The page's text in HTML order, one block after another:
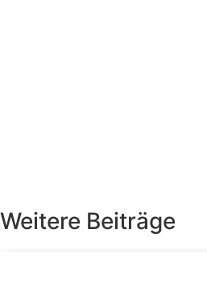
Weitere Beiträge